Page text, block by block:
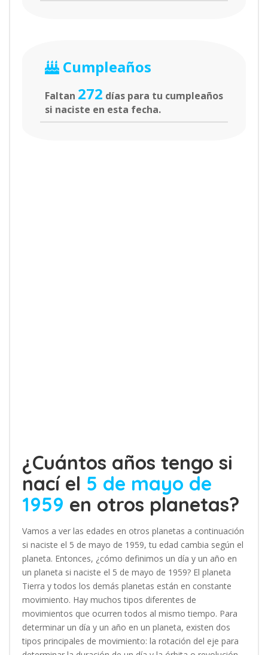
Cumpleaños
Faltan 272 días para tu cumpleaños
si naciste en esta fecha.
¿Cuántos años tengo si
nací el 5 de mayo de
1959 en otros planetas?
Vamos a ver las edades en otros planetas a continuación
si naciste el 5 de mayo de 1959, tu edad cambia según el
planeta. Entonces, ¿cómo definimos un día y un año en
un planeta si naciste el 5 de mayo de 1959? El planeta
Tierra y todos los demás planetas están en constante
movimiento. Hay muchos tipos diferentes de
movimientos que ocurren todos al mismo tiempo. Para
determinar un día y un año en un planeta, existen dos
tipos principales de movimiento: la rotación del eje para